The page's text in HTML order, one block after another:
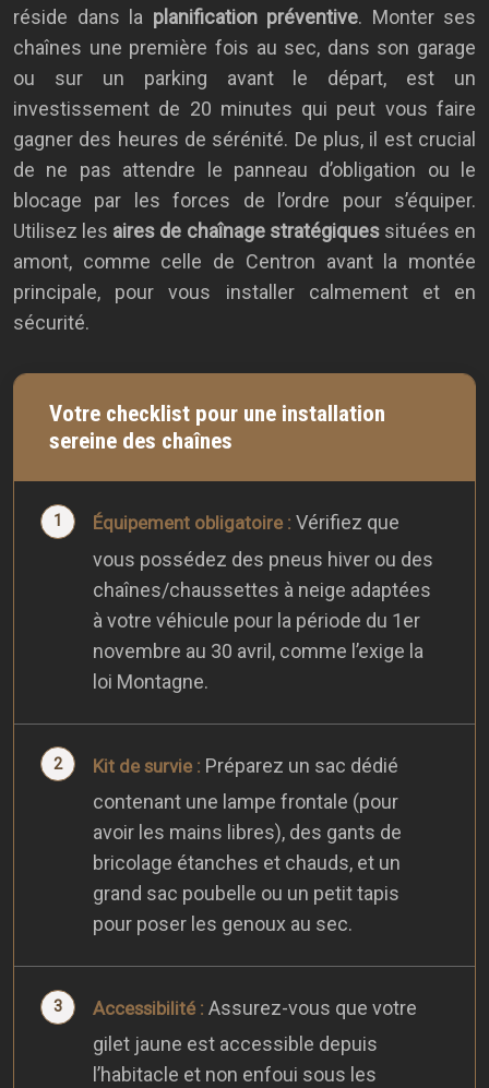
réside dans la planification préventive. Monter ses
chaînes une première fois au sec, dans son garage
ou sur un parking avant le départ, est un
investissement de 20 minutes qui peut vous faire
gagner des heures de sérénité. De plus, il est crucial
de ne pas attendre le panneau d’obligation ou le
blocage par les forces de l’ordre pour s’équiper.
Utilisez les aires de chaînage stratégiquessituées en
amont, comme celle de Centron avant la montée
principale, pour vous installer calmement et en
sécurité.
Votre checklist pour une installation
sereine des chaînes
Équipement obligatoire : Vérifiez que
vous possédez des pneus hiver ou des
chaînes/chaussettes à neige adaptées
à votre véhicule pour la période du 1er
novembre au 30 avril, comme l’exige la
loi Montagne.
Kit de survie : Préparez un sac dédié
contenant une lampe frontale (pour
avoir les mains libres), des gants de
bricolage étanches et chauds, et un
grand sac poubelle ou un petit tapis
pour poser les genoux au sec.
Accessibilité : Assurez-vous que votre
gilet jaune est accessible depuis
l’habitacle et non enfoui sous les